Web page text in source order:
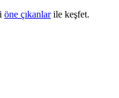
öne çıkanlarile keşfet.